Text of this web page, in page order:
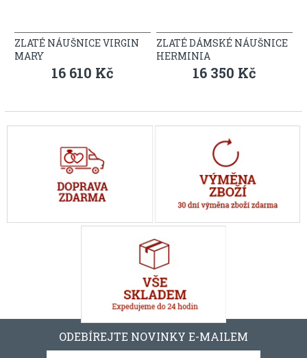
ZLATÉ NÁUŠNICE VIRGIN
MARY
16 610 Kč
ZLATÉ DÁMSKÉ NÁUŠNICE
HERMINIA
16 350 Kč
ODEBÍREJTE NOVINKY E-MAILEM